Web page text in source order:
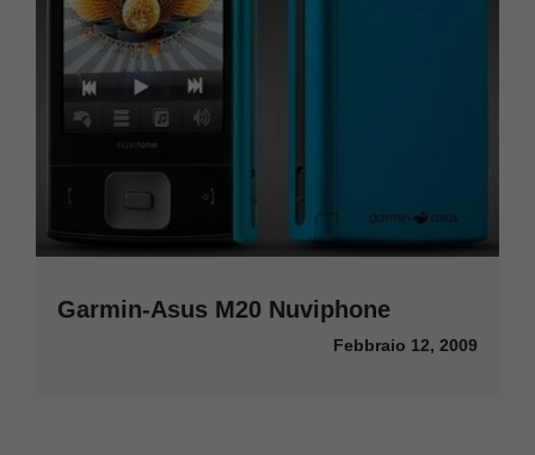
Garmin-Asus M20 Nuviphone
Febbraio 12, 2009